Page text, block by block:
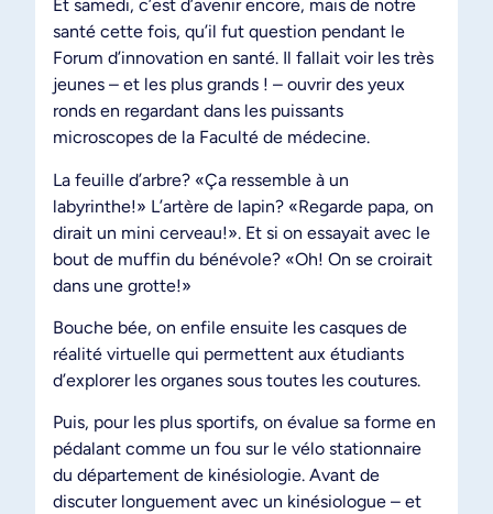
Et samedi, c’est d’avenir encore, mais de notre
santé cette fois, qu’il fut question pendant le
Forum d’innovation en santé. Il fallait voir les très
jeunes – et les plus grands ! – ouvrir des yeux
ronds en regardant dans les puissants
microscopes de la Faculté de médecine.
La feuille d’arbre? «Ça ressemble à un
labyrinthe!» L’artère de lapin? «Regarde papa, on
dirait un mini cerveau!». Et si on essayait avec le
bout de muffin du bénévole? «Oh! On se croirait
dans une grotte!»
Bouche bée, on enfile ensuite les casques de
réalité virtuelle qui permettent aux étudiants
d’explorer les organes sous toutes les coutures.
Puis, pour les plus sportifs, on évalue sa forme en
pédalant comme un fou sur le vélo stationnaire
du département de kinésiologie. Avant de
discuter longuement avec un kinésiologue – et